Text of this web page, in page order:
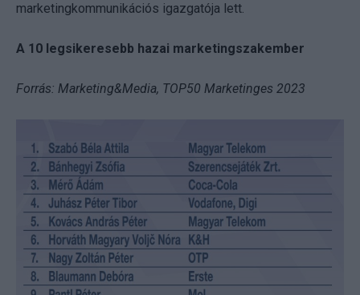
marketingkommunikációs igazgatója lett.
A 10 legsikeresebb hazai marketingszakember
Forrás: Marketing&Media, TOP50 Marketinges 2023